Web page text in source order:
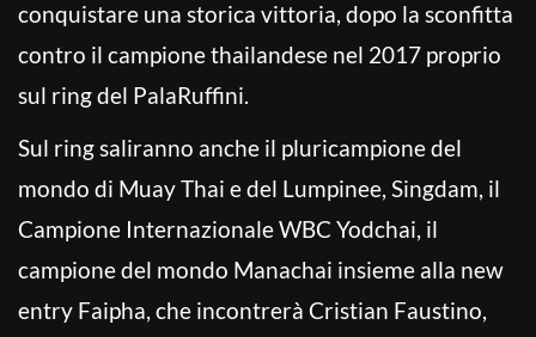
conquistare una storica vittoria, dopo la sconfitta
contro il campione thailandese nel 2017 proprio
sul ring del PalaRuffini.
Sul ring saliranno anche il pluricampione del
mondo di Muay Thai e del Lumpinee, Singdam, il
Campione Internazionale WBC Yodchai, il
campione del mondo Manachai insieme alla new
entry Faipha, che incontrerà Cristian Faustino,